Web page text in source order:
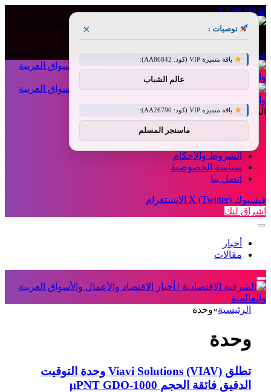
Close Menu
فيسبوك X (Twitter) الانستغرام
الجمعة, أغسطس 7
إخلاء المسؤولية
الشروط والأحكام
سياسة الخصوصية
اتصل بنا
فيسبوك X (Twitter) الانستغرام
اشراق لنك
أخبار
مقالات
الرئيسية»وحدة
وحدة
تطلق Viavi Solutions (VIAV) وحدة التوقيت
الدقيق فائقة الحجم μPNT GDO-1000
توصيات : ×
باقة متميزة VIP (كود: AA86842):
عالم الشباب
باقة متميزة VIP (كود: AA26790):
ماسنجر المسلم